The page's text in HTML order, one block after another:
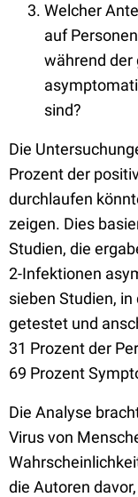
Welcher
auf
während
sind?
Die
Prozent der
durchlaufen
zeigen. Dies
Studien, die
2-Infektionen
sieben Studien, in
getestet und
31 Prozent der
69 Prozent
Die Analyse
Virus von
die Autoren